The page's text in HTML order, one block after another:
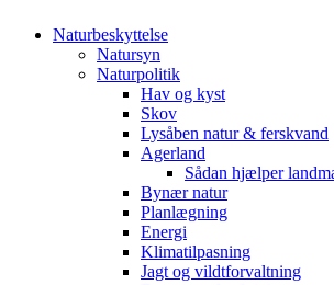
Naturbeskyttelse
Natursyn
Naturpolitik
Hav og kyst
Skov
Lysåben natur & ferskvand
Agerland
Sådan hjælper
Bynær natur
Planlægning
Energi
Klimatilpasning
Jagt og vildtforvaltning